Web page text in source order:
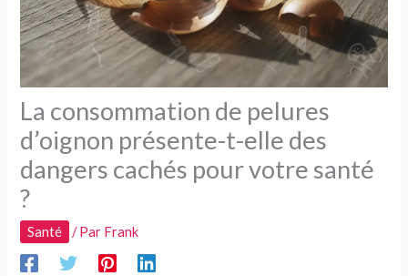
La consommation de pelures
d’oignon présente-t-elle des
dangers cachés pour votre santé
?
Santé / Par Frank